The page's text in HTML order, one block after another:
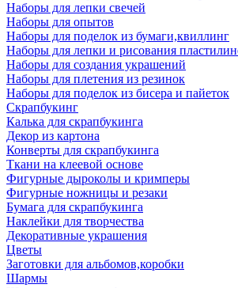
Наборы для лепки свечей
Наборы для опытов
Наборы для поделок из бумаги,квиллинг
Наборы для лепки и рисования
Наборы для создания украшений
Наборы для плетения из резинок
Наборы для поделок из бисера и пайеток
Скрапбукинг
Калька для скрапбукинга
Декор из картона
Конверты для скрапбукинга
Ткани на клеевой основе
Фигурные дыроколы и кримперы
Фигурные ножницы и резаки
Бумага для скрапбукинга
Наклейки для творчества
Декоративные украшения
Цветы
Заготовки для альбомов,коробки
Шармы